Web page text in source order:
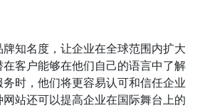
知名度，让企业在全球范围内扩大
客户能够在他们自己的语言中了解
时，他们将更容易认可和信任企业
站还可以提高企业在国际舞台上的